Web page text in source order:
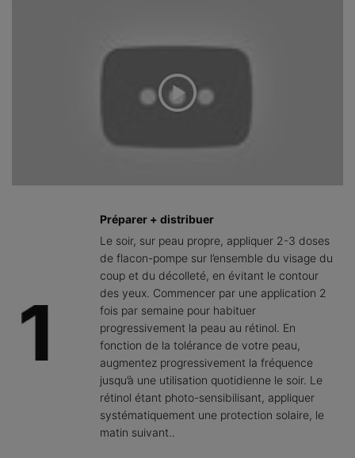
Préparer + distribuer
Le soir, sur peau propre, appliquer 2-3 doses
de flacon-pompe sur l’ensemble du visage du
coup et du décolleté, en évitant le contour
des yeux. Commencer par une application 2
fois par semaine pour habituer
progressivement la peau au rétinol. En
fonction de la tolérance de votre peau,
augmentez progressivement la fréquence
jusqu’à une utilisation quotidienne le soir. Le
rétinol étant photo-sensibilisant, appliquer
systématiquement une protection solaire, le
matin suivant..